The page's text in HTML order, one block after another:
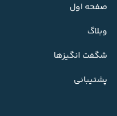
صفحه اول
وبلاگ
شگفت انگیزها
پشتیبانی